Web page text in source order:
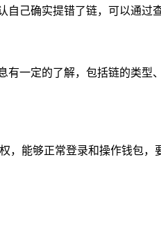
自己确实提错了链，可以通过
有一定的了解，包括链的类
，能够正常登录和操作钱包